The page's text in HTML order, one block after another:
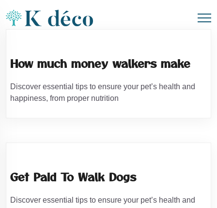
How much money walkers make
Discover essential tips to ensure your pet’s health and
happiness, from proper nutrition
Get Paid To Walk Dogs
Discover essential tips to ensure your pet’s health and